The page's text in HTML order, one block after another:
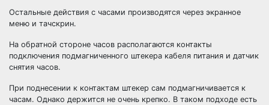
Остальные действия с часами производятся через экранное
меню и тачскрин.
На обратной стороне часов располагаются контакты
подключения подмагниченного штекера кабеля питания и датчик
снятия часов.
При поднесении к контактам штекер сам подмагничивается к
часам. Однако держится не очень крепко. В таком подходе есть